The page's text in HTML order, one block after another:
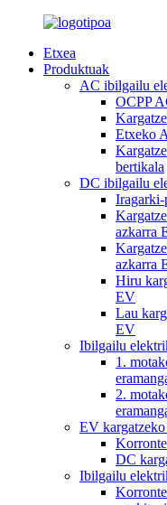
Etxea
Produktuak
AC ibilgailu
OCPP
Etxeko
bertikala
DC ibilgailu
azkarra
azkarra
Hiru
EV
Lau
EV
Ibilgailu
1.
2.
EV kargatzeko
DC
Ibilgailu